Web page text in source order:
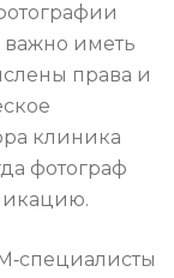
иметь
права и
клиника
фотограф